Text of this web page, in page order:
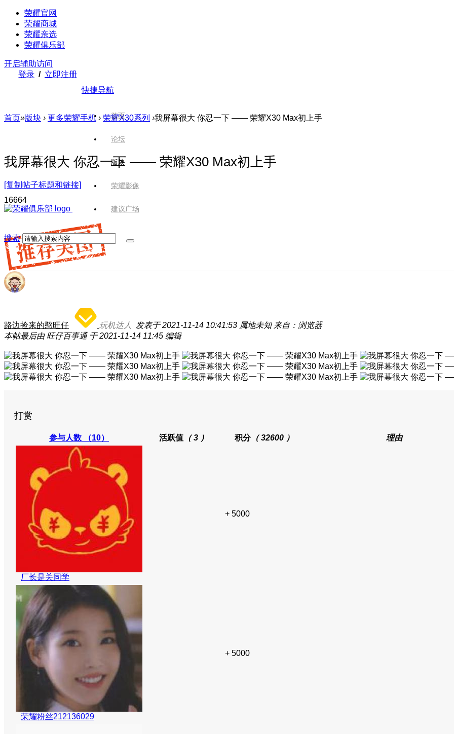
荣耀官网
荣耀商城
荣耀亲选
荣耀俱乐部
开启辅助访问
登录 / 立即注册
快捷导航
首页
论坛
版块
荣耀影像
建议广场
搜索
首页»版块 › 更多荣耀手机 › 荣耀X30系列 ›我屏幕很大 你忍一下 —— 荣耀X30 Max初上手
我屏幕很大 你忍一下 —— 荣耀X30 Max初上手
[复制帖子标题和链接]
16664
路边捡来的憨旺仔 玩机达人 发表于 2021-11-14 10:41:53 属地未知 来自：浏览器
本帖最后由 旺仔百事通 于 2021-11-14 11:45 编辑
打赏
参与人数 （10） 活跃值 （ 3 ） 积分（ 32600 ） 理由
厂长是关同学
+ 5000
荣耀粉丝212136029
+ 5000